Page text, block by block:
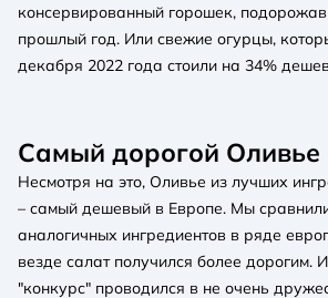
консервированный горошек,
прошлый год. Или свежие огурцы,
декабря 2022 года стоили на 34%
Самый дорогой Оливье
Несмотря на это, Оливье из лучших
– самый дешевый в Европе. Мы сравнили
аналогичных ингредиентов в ряде
везде салат получился более дорогим.
"конкурс" проводился в не очень